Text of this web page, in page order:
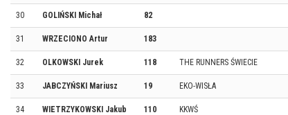
30 GOLIŃSKI Michał 82
31 WRZECIONO Artur 183
32 OLKOWSKI Jurek 118 THE RUNNERS ŚWIECIE
33 JABCZYŃSKI Mariusz 19 EKO-WISŁA
34 WIETRZYKOWSKI Jakub 110 KKWŚ